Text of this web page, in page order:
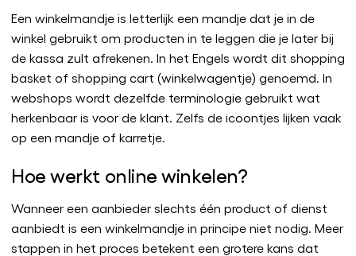
Een winkelmandje is letterlijk een mandje dat je in de
winkel gebruikt om producten in te leggen die je later bij
de kassa zult afrekenen. In het Engels wordt dit shopping
basket of shopping cart (winkelwagentje) genoemd. In
webshops wordt dezelfde terminologie gebruikt wat
herkenbaar is voor de klant. Zelfs de icoontjes lijken vaak
op een mandje of karretje.
Hoe werkt online winkelen?
Wanneer een aanbieder slechts één product of dienst
aanbiedt is een winkelmandje in principe niet nodig. Meer
stappen in het proces betekent een grotere kans dat